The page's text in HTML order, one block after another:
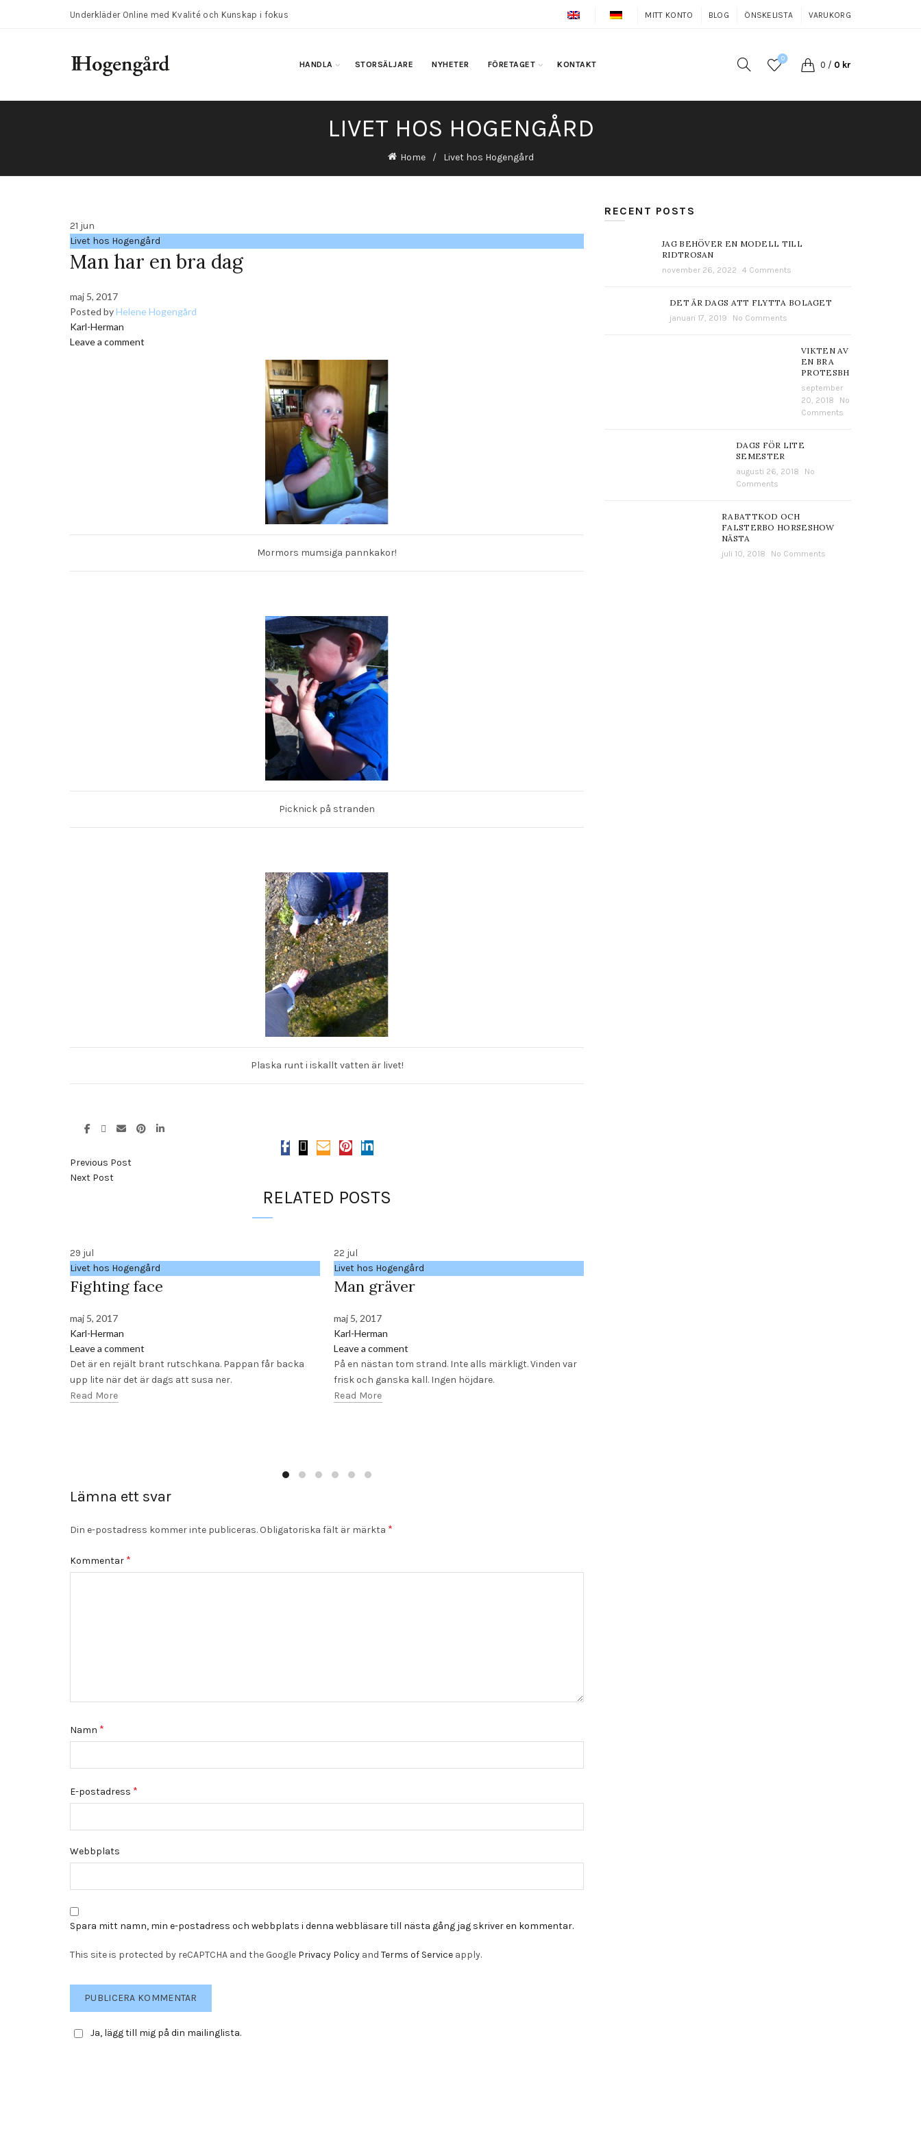
Underkläder Online med Kvalité och Kunskap i fokus MITT KONTO BLOG ÖNSKELISTA VARUKORG
HANDLA STORSÄLJARE NYHETER FÖRETAGET KONTAKT
0
0 / 0 kr
LIVET HOS HOGENGÅRD
Home Livet hos Hogengård
21 jun
Livet hos Hogengård
Man har en bra dag
maj 5, 2017
Posted byHelene Hogengård
Karl-Herman
Leave a comment
Mormors mumsiga pannkakor!
Picknick på stranden
Plaska runt i iskallt vatten är livet!
Previous Post
Next Post
RELATED POSTS
29 jul
Livet hos Hogengård
Fighting face
maj 5, 2017
Karl-Herman
Leave a comment
Det är en rejält brant rutschkana. Pappan får backa
upp lite när det är dags att susa ner.
Read More
22 jul
Livet hos Hogengård
Man gräver
maj 5, 2017
Karl-Herman
Leave a comment
På en nästan tom strand. Inte alls märkligt. Vinden var
frisk och ganska kall. Ingen höjdare.
Read More
Lämna ett svar
Din e-postadress kommer inte publiceras. Obligatoriska fält är märkta *
Kommentar *
Namn *
E-postadress *
Webbplats
Spara mitt namn, min e-postadress och webbplats i denna webbläsare till nästa gång jag skriver en kommentar.
This site is protected by reCAPTCHA and the Google Privacy Policy and Terms of Service apply.
Ja, lägg till mig på din mailinglista.
RECENT POSTS
JAG BEHÖVER EN MODELL TILL
RIDTROSAN
november 26, 2022 4 Comments
DET ÄR DAGS ATT FLYTTA BOLAGET
januari 17, 2019 No Comments
VIKTEN AV
EN BRA
PROTESBH
september
20, 2018
No
Comments
DAGS FÖR LITE
SEMESTER
augusti 26, 2018
No
Comments
RABATTKOD OCH
FALSTERBO HORSESHOW
NÄSTA
juli 10, 2018 No Comments